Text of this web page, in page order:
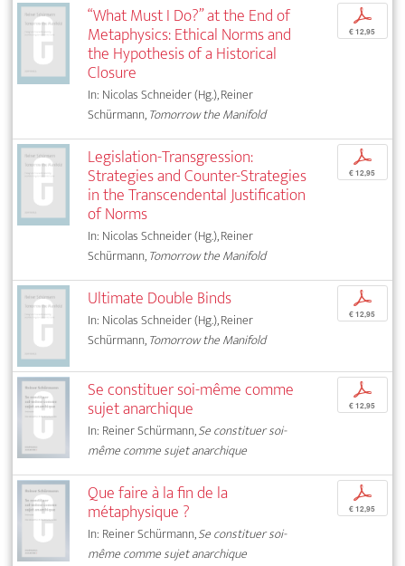
“What Must I Do?” at the End of
Metaphysics: Ethical Norms and
the Hypothesis of a Historical
Closure
In: Nicolas Schneider (Hg.), Reiner
Schürmann,Tomorrow the Manifold
p
€ 12,95
Legislation-Transgression:
Strategies and Counter-Strategies
in the Transcendental Justification
of Norms
In: Nicolas Schneider (Hg.), Reiner
Schürmann,Tomorrow the Manifold
p
€ 12,95
Ultimate Double Binds
In: Nicolas Schneider (Hg.), Reiner
Schürmann,Tomorrow the Manifold
p
€ 12,95
Se constituer soi-même comme
sujet anarchique
In: Reiner Schürmann,Se constituer soi-
même comme sujet anarchique
p
€ 12,95
Que faire à la fin de la
métaphysique ?
In: Reiner Schürmann,Se constituer soi-
même comme sujet anarchique
p
€ 12,95